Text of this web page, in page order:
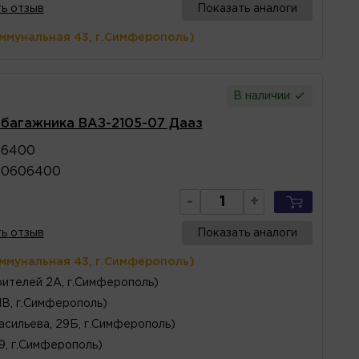
отзыв Показать аналоги
43, г.Симферополь)
В наличии
багажника ВАЗ-2105-07 Дааз
- +
отзыв Показать аналоги
43, г.Симферополь)
2А, г.Симферополь)
г.Симферополь)
29Б, г.Симферополь)
г.Симферополь)